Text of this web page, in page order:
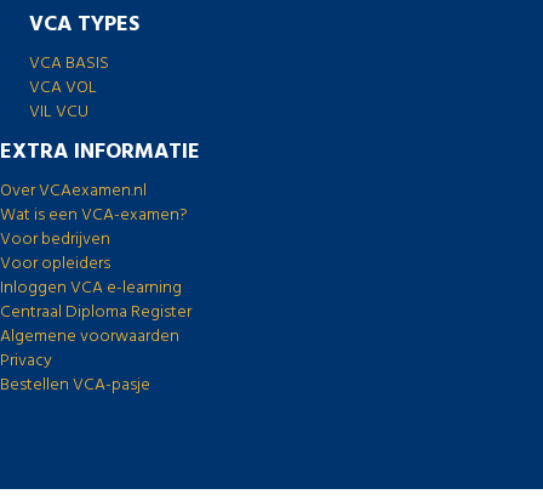
VCA TYPES
VCA BASIS
VCA VOL
VIL VCU
EXTRA INFORMATIE
Over VCAexamen.nl
Wat is een VCA-examen?
Voor bedrijven
Voor opleiders
Inloggen VCA e-learning
Centraal Diploma Register
Algemene voorwaarden
Privacy
Bestellen VCA-pasje